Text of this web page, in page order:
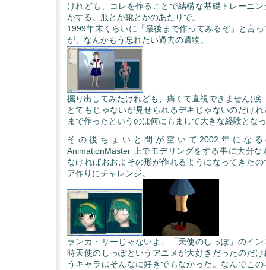
けれども、コレを作ることで結構な基礎トレーニ
がする。服とか靴とかのあたりで。
1999年末くらいに「最後まで作ってみるぞ」と言
が、なんかもう忘れたい過去の遺物。
掘り出してみたけれども、痛くて直視できません(涙
とてもじゃないが見せられるデキじゃないのだけ
まで作ったというのは何にもまして大きな経験とな
その後ちょいと間が空いて2002年にな
AnimationMaster 上でモデリングをする事に大分
なければおおよその形が作れるようになってきた
ア作りにチャレンジ。
ランカ・リーじゃないよ、「天使のしっぽ」のイ
時天使のしっぽというアニメが大好きだったのだ
うキャラはそんなに好きでもなかった。なんでこ